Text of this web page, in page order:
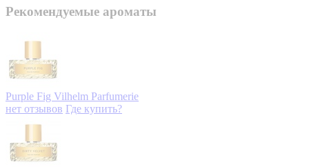
Рекомендуемые ароматы
Purple Fig Vilhelm Parfumerie
нет отзывов Где купить?